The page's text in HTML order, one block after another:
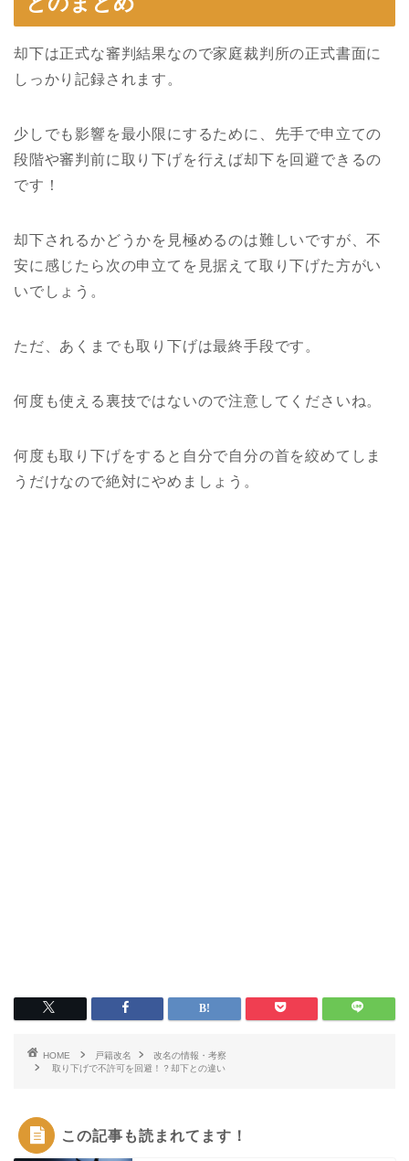
却下は正式な審判結果なので家庭裁判所の正式書面に
しっかり記録されます。
少しでも影響を最小限にするために、先手で申立ての
段階や審判前に取り下げを行えば却下を回避できるの
です！
却下されるかどうかを見極めるのは難しいですが、不
安に感じたら次の申立てを見据えて取り下げた方がい
いでしょう。
ただ、あくまでも取り下げは最終手段です。
何度も使える裏技ではないので注意してくださいね。
何度も取り下げをすると自分で自分の首を絞めてしま
うだけなので絶対にやめましょう。
HOME 戸籍改名
改名の情報・考察
取り下げで不許可を回避！？却下との違い
この記事も読まれてます！